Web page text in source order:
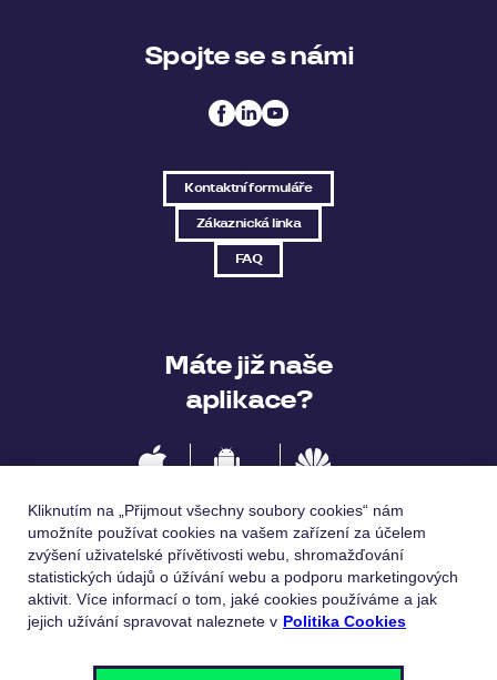
Spojte se s námi
Kontaktní formuláře
Zákaznická linka
FAQ
Máte již naše
aplikace?
Jazykové verze
English
Kliknutím na „Přijmout všechny soubory cookies“ nám
umožníte používat cookies na vašem zařízení za účelem
zvýšení uživatelské přívětivosti webu, shromažďování
statistických údajů o úžívání webu a podporu marketingových
aktivit. Více informací o tom, jaké cookies používáme a jak
jejich užívání spravovat naleznete v Politika Cookies